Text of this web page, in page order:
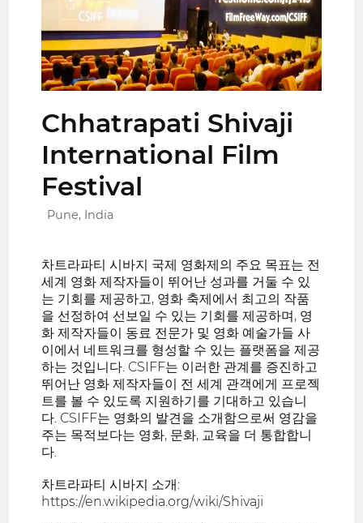
Chhatrapati Shivaji
International Film
Festival
Pune, India
차트라파티 시바지 국제 영화제의 주요 목표는 전
세계 영화 제작자들이 뛰어난 성과를 거둘 수 있
는 기회를 제공하고, 영화 축제에서 최고의 작품
을 선정하여 선보일 수 있는 기회를 제공하며, 영
화 제작자들이 동료 전문가 및 영화 예술가들 사
이에서 네트워크를 형성할 수 있는 플랫폼을 제공
하는 것입니다. CSIFF는 이러한 관계를 증진하고
뛰어난 영화 제작자들이 전 세계 관객에게 프로젝
트를 볼 수 있도록 지원하기를 기대하고 있습니
다. CSIFF는 영화의 발견을 소개함으로써 영감을
주는 목적보다는 영화, 문화, 교육을 더 통합합니
다.
차트라파티 시바지 소개:
https://en.wikipedia.org/wiki/Shivaji